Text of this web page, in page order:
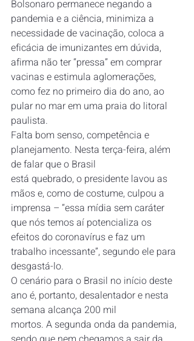
Bolsonaro permanece negando a
pandemia e a ciência, minimiza a
necessidade de vacinação, coloca a
eficácia de imunizantes em dúvida,
afirma não ter “pressa” em comprar
vacinas e estimula aglomerações,
como fez no primeiro dia do ano, ao
pular no mar em uma praia do litoral
paulista.
Falta bom senso, competência e
planejamento. Nesta terça-feira, além
de falar que o Brasil
está quebrado, o presidente lavou as
mãos e, como de costume, culpou a
imprensa – “essa mídia sem caráter
que nós temos aí potencializa os
efeitos do coronavírus e faz um
trabalho incessante”, segundo ele para
desgastá-lo.
O cenário para o Brasil no início deste
ano é, portanto, desalentador e nesta
semana alcança 200 mil
mortos. A segunda onda da pandemia,